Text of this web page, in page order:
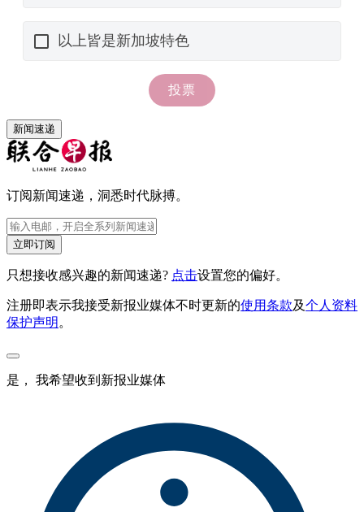
新闻速递
订阅新闻速递，洞悉时代脉搏。
立即订阅
只想接收感兴趣的新闻速递? 点击设置您的偏好。
注册即表示我接受新报业媒体不时更新的使用条款及个人资料
保护声明 。
是， 我希望收到新报业媒体